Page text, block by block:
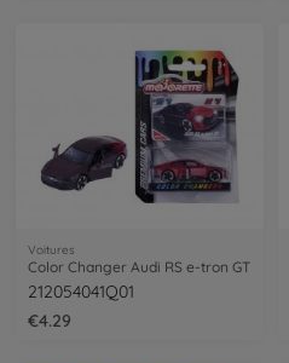
Voitures
Color Changer Audi RS e-tron GT
212054041Q01
€4.29